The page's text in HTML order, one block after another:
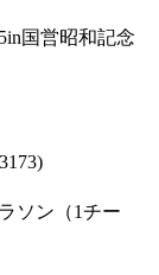
国営昭和記念
ソン（1チー